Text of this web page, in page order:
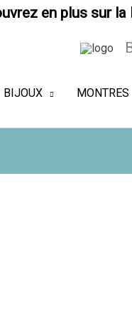
en plus sur
BIJOUX MONTRES